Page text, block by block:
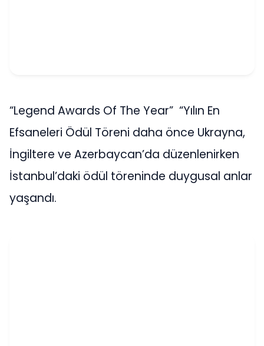
“Legend Awards Of The Year” “Yılın En
Efsaneleri Ödül Töreni daha önce Ukrayna,
İngiltere ve Azerbaycan’da düzenlenirken
İstanbul’daki ödül töreninde duygusal anlar
yaşandı.